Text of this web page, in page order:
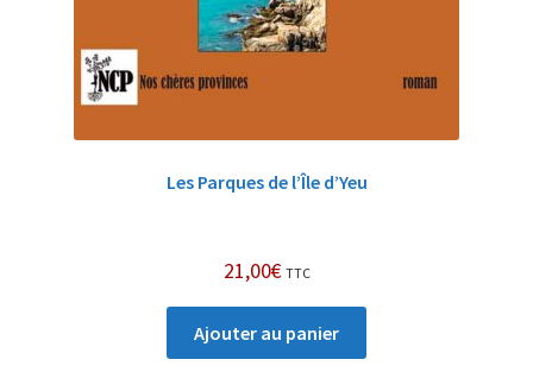
Les Parques de l’Île d’Yeu
21,00€ TTC
Ajouter au panier